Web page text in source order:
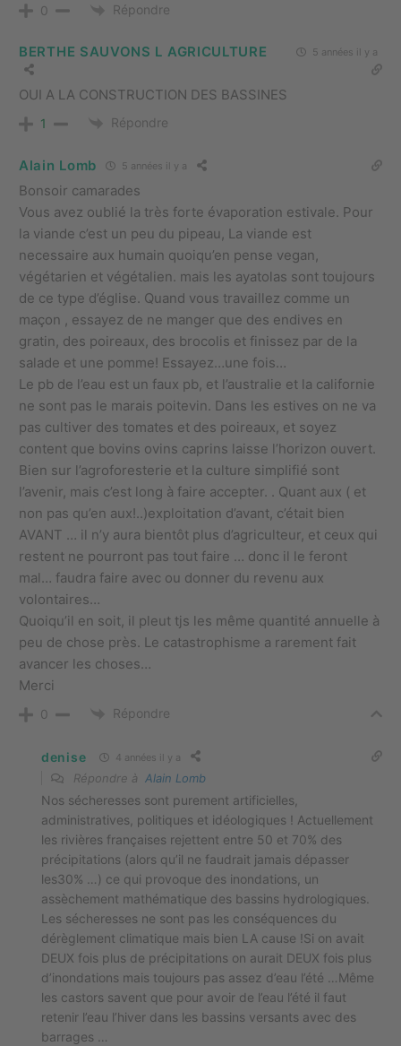
0 Répondre
BERTHE SAUVONS L AGRICULTURE 5 années il y a
OUI A LA CONSTRUCTION DES BASSINES
1 Répondre
Alain Lomb 5 années il y a
Bonsoir camarades
Vous avez oublié la très forte évaporation estivale. Pour
la viande c’est un peu du pipeau, La viande est
necessaire aux humain quoiqu’en pense vegan,
végétarien et végétalien. mais les ayatolas sont toujours
de ce type d’église. Quand vous travaillez comme un
maçon , essayez de ne manger que des endives en
gratin, des poireaux, des brocolis et finissez par de la
salade et une pomme! Essayez…une fois…
Le pb de l’eau est un faux pb, et l’australie et la californie
ne sont pas le marais poitevin. Dans les estives on ne va
pas cultiver des tomates et des poireaux, et soyez
content que bovins ovins caprins laisse l’horizon ouvert.
Bien sur l’agroforesterie et la culture simplifié sont
l’avenir, mais c’est long à faire accepter. . Quant aux ( et
non pas qu’en aux!..)exploitation d’avant, c’était bien
AVANT … il n’y aura bientôt plus d’agriculteur, et ceux qui
restent ne pourront pas tout faire … donc il le feront
mal… faudra faire avec ou donner du revenu aux
volontaires…
Quoiqu’il en soit, il pleut tjs les même quantité annuelle à
peu de chose près. Le catastrophisme a rarement fait
avancer les choses…
Merci
0 Répondre
denise 4 années il y a
Répondre à Alain Lomb
Nos sécheresses sont purement artificielles,
administratives, politiques et idéologiques ! Actuellement
les rivières françaises rejettent entre 50 et 70% des
précipitations (alors qu’il ne faudrait jamais dépasser
les30% …) ce qui provoque des inondations, un
assèchement mathématique des bassins hydrologiques.
Les sécheresses ne sont pas les conséquences du
dérèglement climatique mais bien LA cause !Si on avait
DEUX fois plus de précipitations on aurait DEUX fois plus
d’inondations mais toujours pas assez d’eau l’été …Même
les castors savent que pour avoir de l’eau l’été il faut
retenir l’eau l’hiver dans les bassins versants avec des
barrages …